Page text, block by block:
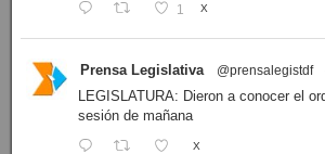
1 X
Prensa Legislativa @prensalegistdf
LEGISLATURA: Dieron a conocer el
sesión de mañana
X